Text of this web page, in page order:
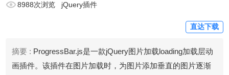
8988次浏览
jQuery插件
直达下载
摘要 : ProgressBar.js是一款jQuery图片加载loading加载层动
画插件。该插件在图片加载时，为图片添加垂直的图片逐渐